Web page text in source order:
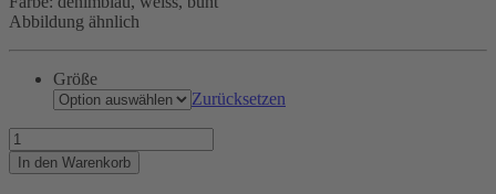
Abbildung ähnlich
Größe
Zurücksetzen
Kunst
ist
schön,
In den Warenkorb